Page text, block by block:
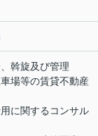
斡旋及び管理
場等の賃貸不動産
に関するコンサル